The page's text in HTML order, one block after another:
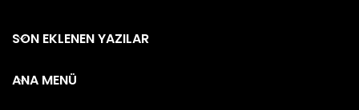
SON EKLENEN YAZILAR
ANA MENÜ